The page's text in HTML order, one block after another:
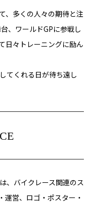
、多くの人々の期待と注
、ワールドGPに参戦し
日々トレーニングに励ん
てくれる日が待ち遠し
、バイクレース関連のス
運営、ロゴ・ポスター・